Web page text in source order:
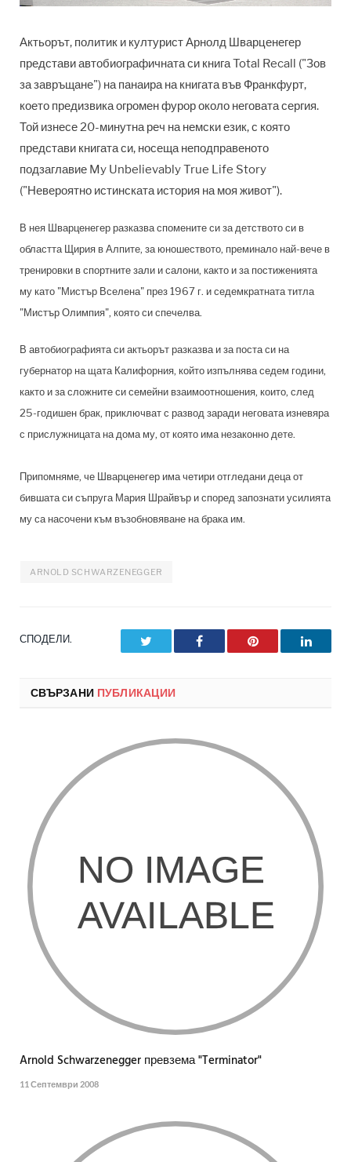
Актьорът, политик и културист Арнолд Шварценегер
представи автобиографичната си книга Total Recall ("Зов
за завръщане") на панаира на книгата във Франкфурт,
което предизвика огромен фурор около неговата сергия.
Той изнесе 20-минутна реч на немски език, с която
представи книгата си, носеща неподправеното
подзаглавие My Unbelievably True Life Story
("Невероятно истинската история на моя живот").
В нея Шварценегер разказва спомените си за детството си в
областта Щирия в Алпите, за юношеството, преминало най-вече в
тренировки в спортните зали и салони, както и за постиженията
му като "Мистър Вселена" през 1967 г. и седемкратната титла
"Мистър Олимпия", която си спечелва.
В автобиографията си актьорът разказва и за поста си на
губернатор на щата Калифорния, който изпълнява седем години,
както и за сложните си семейни взаимоотношения, които, след
25-годишен брак, приключват с развод заради неговата изневяра
с прислужницата на дома му, от която има незаконно дете.
Припомняме, че Шварценегер има четири отгледани деца от
бившата си съпруга Мария Шрайвър и според запознати усилията
му са насочени към възобновяване на брака им.
ARNOLD SCHWARZENEGGER
СПОДЕЛИ. Facebook Pinterest
СВЪРЗАНИ ПУБЛИКАЦИИ
Arnold Schwarzenegger превзема "Terminator"
11 Септември 2008